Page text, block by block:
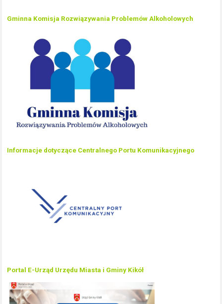
Gminna Komisja Rozwiązywania Problemów Alkoholowych
Informacje dotyczące Centralnego Portu Komunikacyjnego
Portal E-Urząd Urzędu Miasta i Gminy Kikół